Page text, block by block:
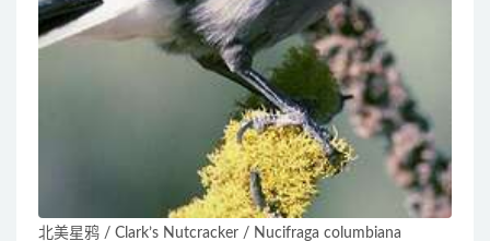
北美星鸦 / Clark’s Nutcracker / Nucifraga columbiana